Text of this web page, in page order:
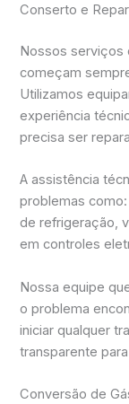
Conserto e
Nossos serviços
começam
Utilizamos
experiência
precisa ser
A assistência
problemas
de refrigeração,
em controles
Nossa equipe
o problema
iniciar qualquer
transparente
Conversão de